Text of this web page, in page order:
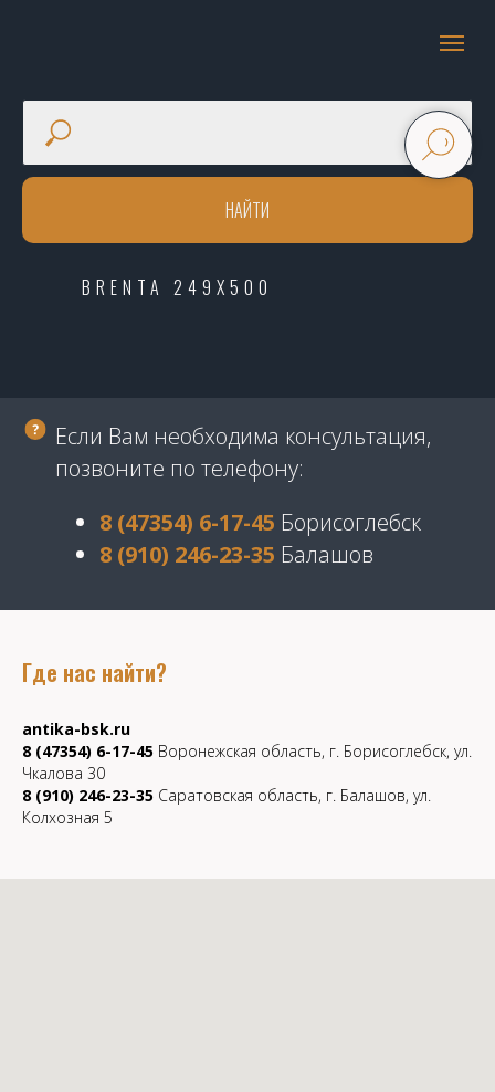
НАЙТИ
BRENTA 249X500
Если Вам необходима консультация,
позвоните по телефону:
8 (47354) 6-17-45 Борисоглебск
8 (910) 246-23-35 Балашов
Где нас найти?
antika-bsk.ru
8 (47354) 6-17-45 Воронежская область, г. Борисоглебск, ул.
Чкалова 30
8 (910) 246-23-35 Саратовская область, г. Балашов, ул.
Колхозная 5